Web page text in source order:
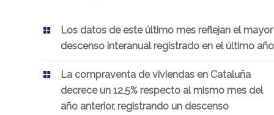
Los datos de este último mes reflejan el mayor
descenso interanual registrado en el último año
La compraventa de viviendas en Cataluña
decrece un 12,5% respecto al mismo mes del
año anterior, registrando un descenso